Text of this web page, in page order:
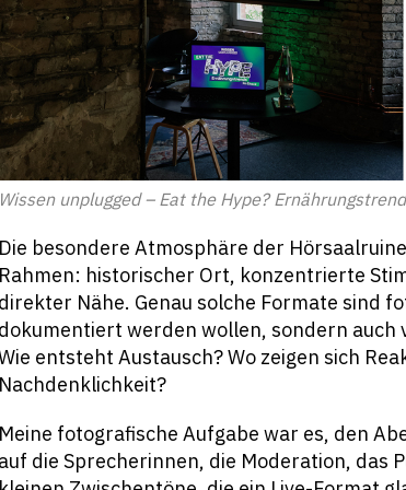
Wissen unplugged – Eat the Hype?
Die besondere Atmosphäre der
Rahmen: historischer Ort, konzentrierte
direkter Nähe. Genau solche Formate sind
dokumentiert werden wollen, sondern
entsteht Austausch? Wo zeigen sich
Nachdenklichkeit?
Meine fotografische Aufgabe war es, den
auf die Sprecherinnen, die Moderation, das